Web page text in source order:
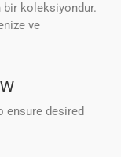
bir koleksiyondur.
ve
ensure desired